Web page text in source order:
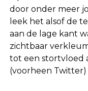
door onder meer
leek het alsof de
aan de lage kant
zichtbaar
tot een stortvloed
(voorheen Twitter)